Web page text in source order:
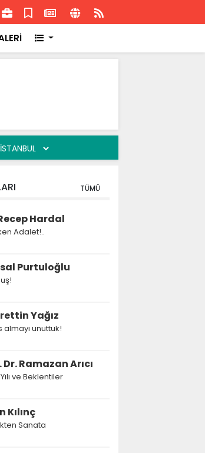
TÜMÜ
Hardal
Adalet!..
Purtuloğlu
Yağız
almayı unuttuk!
Dr. Ramazan Arıcı
ve Beklentiler
Kılınç
Sanata